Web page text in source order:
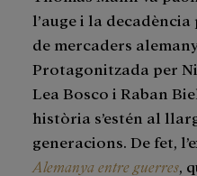
l’auge i la
de mercaders
Protagonitzada per
Lea Bosco i Raban
història s’estén al
generacions. De fet,
Alemanya entre guerres ,